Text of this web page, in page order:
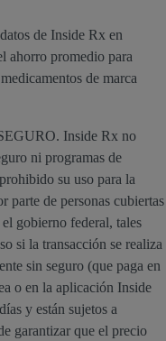
de Inside Rx en
ahorro promedio para
de marca
Inside Rx no
ni programas de
su uso para la
parte de personas cubiertas
gobierno federal, tales
si la transacción se realiza
sin seguro (que paga en
o en la aplicación Inside
y están sujetos a
garantizar que el precio